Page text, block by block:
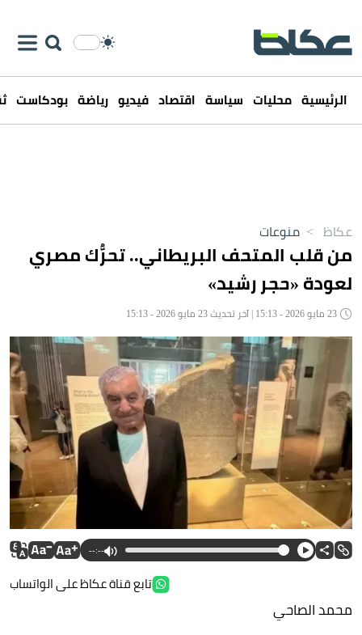
الرئيسية محليات سياسة اقتصاد فيديو رياضة بودكاست
عكاظ > منوعات
من قلب المتحف البريطاني.. تحرُّك مصري
لعودة «حجر رشيد»
--:--
تابع قناة عكاظ على الواتساب
محمد الصاحي